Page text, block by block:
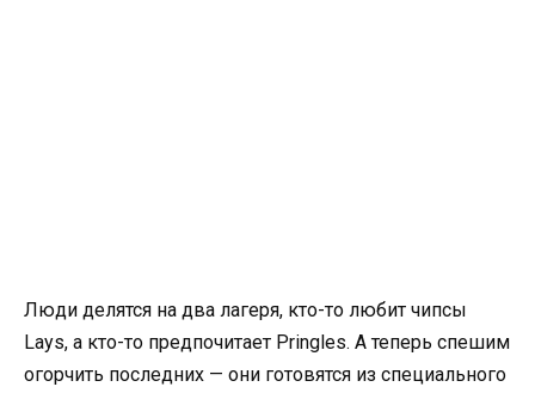
Люди делятся на два лагеря, кто-то любит чипсы
Lays, а кто-то предпочитает Pringles. А теперь спешим
огорчить последних — они готовятся из специального